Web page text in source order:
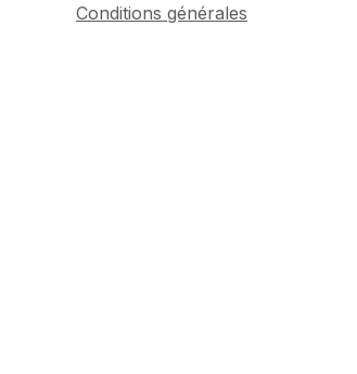
Conditions générales